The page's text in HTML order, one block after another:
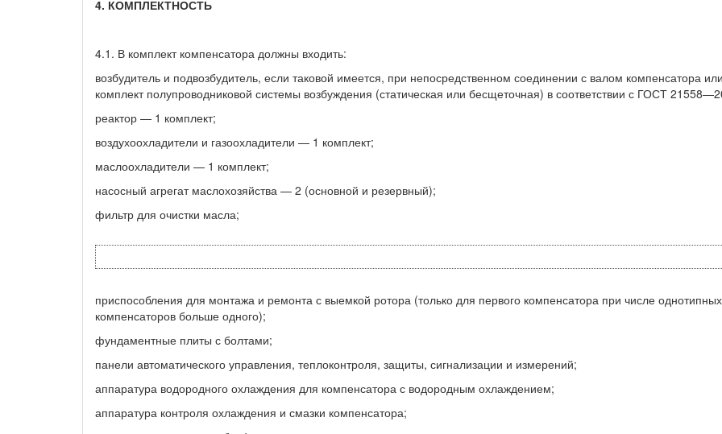
4. КОМПЛЕКТНОСТЬ
4.1. В комплект компенсатора должны входить:
возбудитель и подвозбудитель, если таковой имеется, при непосредственном соединении с валом компенсатора или
комплект полупроводниковой системы возбуждения (статическая или бесщеточная) в соответствии с ГОСТ
реактор — 1 комплект;
воздухоохладители и газоохладители — 1 комплект;
маслоохладители — 1 комплект;
насосный агрегат маслохозяйства — 2 (основной и резервный);
фильтр для очистки масла;
приспособления для монтажа и ремонта с выемкой ротора (только для первого компенсатора при числе однотипных
компенсаторов больше одного);
фундаментные плиты с болтами;
панели автоматического управления, теплоконтроля, защиты, сигнализации и измерений;
аппаратура водородного охлаждения для компенсатора с водородным охлаждением;
аппаратура контроля охлаждения и смазки компенсатора;